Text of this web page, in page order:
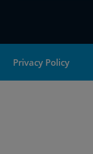
Privacy Policy